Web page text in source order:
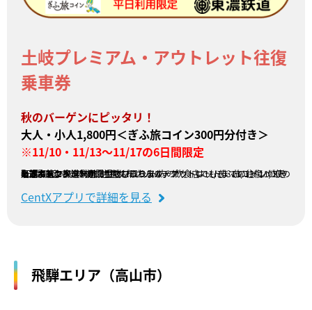
土岐プレミアム・アウトレット往復
乗車券
秋のバーゲンにピッタリ！
大人・小人1,800円＜ぎふ旅コイン300円分付き＞
※11/10・11/13～11/17の6日間限定
名鉄バスセンターから土岐プレミアム・アウトレットまでの往復バスきっぷです。
高速バスで片道70分！ アウトレット内の飲食店でもぎふ旅コインが使えてオトク♪
※ぎふ旅コイン利用加盟店に限ります。
※本キャンペーン期間中でもこちらのチケットは11/10･11/13~11/17の6日間限定ですのでご注意ください。
販売会社：東濃鉄道
CentXアプリで詳細を見る
飛騨エリア（高山市）